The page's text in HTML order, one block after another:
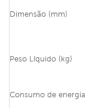
Dimensão (mm)
Peso Líquido (kg)
Consumo de energia